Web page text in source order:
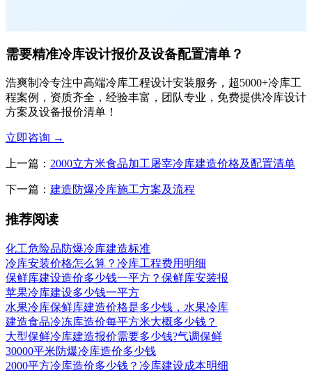
需要精准冷库设计报价及设备配置清单？
浩爽制冷专注中高端冷库工程设计安装服务，超5000+冷库工
程案例，资质齐全，经验丰富，团队专业，免费提供冷库设计
方案及设备报价清单！
立即咨询 →
上一篇： 2000立方米食品加工屠宰冷库建造价格及配置清单
下一篇： 建造防爆冷库施工方案及流程
推荐阅读
化工危险品防爆冷库建造标准
冷库安装价格怎么算？冷库工程费用明细
保鲜库建设造价多少钱一平方？保鲜库安装报
苹果冷库建设多少钱一平方
水果冷库保鲜库建造价格是多少钱，水果冷库
建造食品冷冻库造价每平方米大概多少钱？
大型保鲜冷库建造报价需要多少钱?气调保鲜
30000平米防爆冷库造价多少钱
2000平方冷库造价多少钱？冷库建设成本明细